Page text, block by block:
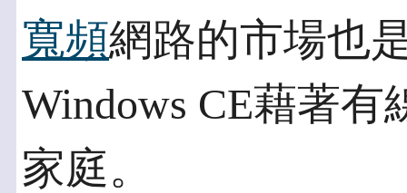
寬頻網路的市場也
Windows CE藉著
家庭。